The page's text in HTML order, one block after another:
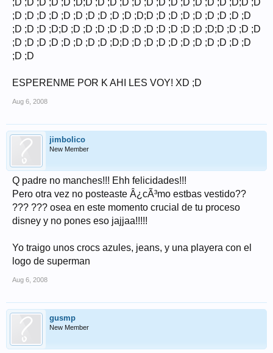
;D ;D ;D ;D ;D ;D;D ;D ;D ;D ;D ;D ;D ;D ;D ;D ;D ;D ;D;D ;D
;D ;D ;D ;D ;D ;D ;D ;D ;D ;D ;D;D ;D ;D ;D ;D ;D ;D ;D ;D
;D ;D ;D ;D;D ;D ;D ;D ;D ;D ;D ;D ;D ;D ;D ;D ;D;D ;D ;D ;D
;D ;D ;D ;D ;D ;D ;D ;D ;D;D ;D ;D ;D ;D ;D ;D ;D ;D ;D ;D
;D ;D
ESPERENME POR K AHI LES VOY! XD ;D
Aug 6, 2008
jimbolico
New Member
Q padre no manches!!! Ehh felicidades!!!
Pero otra vez no posteaste Â¿cÃ³mo estbas vestido??
??? ??? osea en este momento crucial de tu proceso
disney y no pones eso jajjaa!!!!!
Yo traigo unos crocs azules, jeans, y una playera con el
logo de superman
Aug 6, 2008
gusmp
New Member